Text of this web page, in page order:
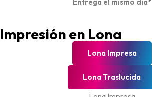
Entrega el mismo día*
Impresión en Lona
Lona Impresa
Lona Traslucida